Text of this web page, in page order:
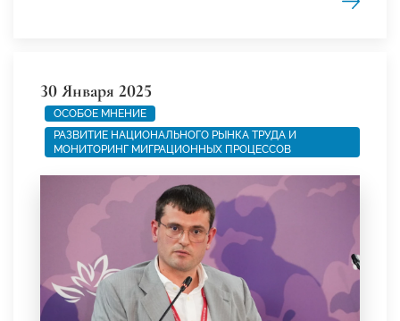
30 Января 2025
ОСОБОЕ МНЕНИЕ
РАЗВИТИЕ НАЦИОНАЛЬНОГО РЫНКА ТРУДА И
МОНИТОРИНГ МИГРАЦИОННЫХ ПРОЦЕССОВ